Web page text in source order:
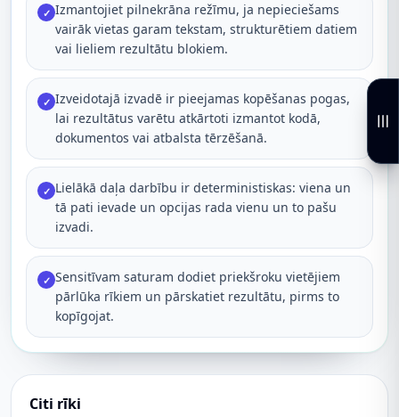
✓ Izmantojiet pilnekrāna režīmu, ja nepieciešams
vairāk vietas garam tekstam, strukturētiem datiem
vai lieliem rezultātu blokiem.
✓ Izveidotajā izvadē ir pieejamas kopēšanas pogas,
lai rezultātus varētu atkārtoti izmantot kodā,
dokumentos vai atbalsta tērzēšanā.
✓ Lielākā daļa darbību ir deterministiskas: viena un
tā pati ievade un opcijas rada vienu un to pašu
izvadi.
✓ Sensitīvam saturam dodiet priekšroku vietējiem
pārlūka rīkiem un pārskatiet rezultātu, pirms to
kopīgojat.
Citi rīki